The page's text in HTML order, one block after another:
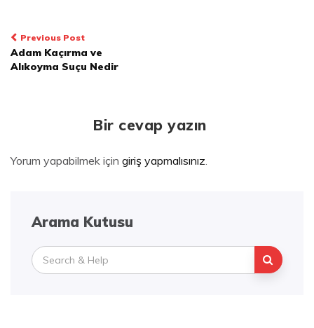
Yazı
dolaşımı
Previous Post
Adam Kaçırma ve
Alıkoyma Suçu Nedir
Bir cevap yazın
Yorum yapabilmek için giriş yapmalısınız.
Arama Kutusu
Search
for: